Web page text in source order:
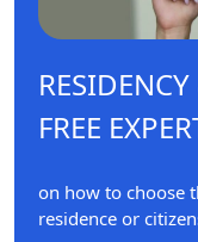
FREE
on how to choose
residence or